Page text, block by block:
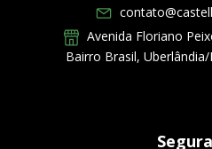
Avenida Floriano
Bairro Brasil,